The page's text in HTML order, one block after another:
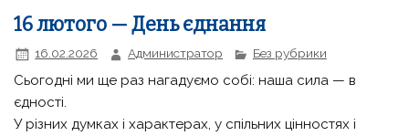
16 лютого — День єднання
16.02.2026 Администратор Без рубрики
Сьогодні ми ще раз нагадуємо собі: наша сила — в
єдності.
У різних думках і характерах, у спільних цінностях і